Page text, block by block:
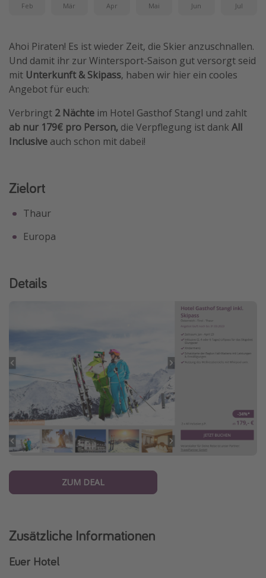
Feb Mär Apr Mai Jun Jul
Ahoi Piraten! Es ist wieder Zeit, die Skier anzuschnallen.
Und damit ihr zur Wintersport-Saison gut versorgt seid
mit Unterkunft & Skipass, haben wir hier ein cooles
Angebot für euch:
Verbringt 2 Nächte im Hotel Gasthof Stangl und zahlt
ab nur 179€ pro Person, die Verpflegung ist dank All
Inclusive auch schon mit dabei!
Zielort
Thaur
Europa
Details
ZUM DEAL
Zusätzliche Informationen
Euer Hotel